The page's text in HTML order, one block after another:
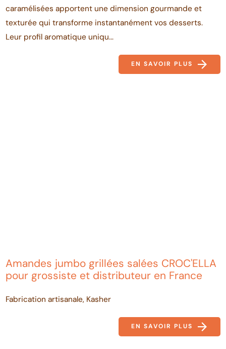
caramélisées apportent une dimension gourmande et
texturée qui transforme instantanément vos desserts.
Leur profil aromatique uniqu...
EN SAVOIR PLUS
Amandes jumbo grillées salées CROC'ELLA
pour grossiste et distributeur en France
Fabrication artisanale, Kasher
EN SAVOIR PLUS